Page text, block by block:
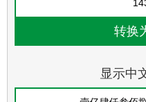
显示中